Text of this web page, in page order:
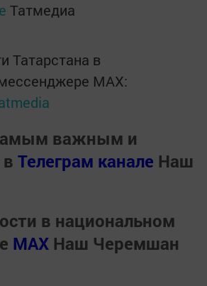
Татмедиа
Татарстана в
MАХ:
важным и
Телеграм канале Наш
в национальном
MАХ Наш Черемшан